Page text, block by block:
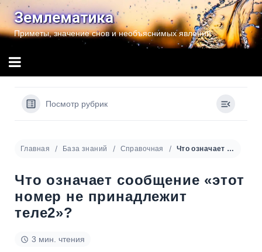
Перейти
содержимому
Землематика
Приметы, значение снов и необъяснимых явлений
Посмотр рубрик
Главная База знаний Справочная Что означает сообщение «этот номер не принадлежит теле2»?
Что означает сообщение «этот
номер не принадлежит
теле2»?
3 мин. чтения